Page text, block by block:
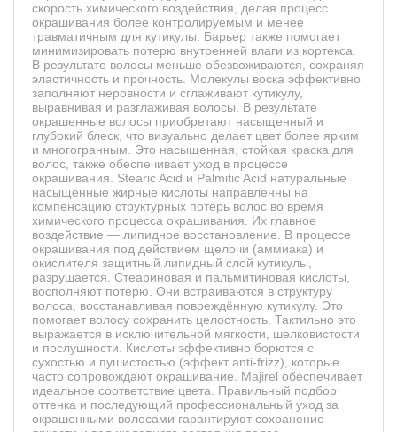
скорость химического воздействия, делая процесс
окрашивания более контролируемым и менее
травматичным для кутикулы. Барьер также помогает
минимизировать потерю внутренней влаги из кортекса.
В результате волосы меньше обезвоживаются, сохраняя
эластичность и прочность. Молекулы воска эффективно
заполняют неровности и сглаживают кутикулу,
выравнивая и разглаживая волосы. В результате
окрашенные волосы приобретают насыщенный и
глубокий блеск, что визуально делает цвет более ярким
и многогранным. Это насыщенная, стойкая краска для
волос, также обеспечивает уход в процессе
окрашивания. Stearic Acid и Palmitic Acid натуральные
насыщенные жирные кислоты направленны на
компенсацию структурных потерь волос во время
химического процесса окрашивания. Их главное
воздействие — липидное восстановление. В процессе
окрашивания под действием щелочи (аммиака) и
окислителя защитный липидный слой кутикулы,
разрушается. Стеариновая и пальмитиновая кислоты,
восполняют потерю. Они встраиваются в структуру
волоса, восстанавливая повреждённую кутикулу. Это
помогает волосу сохранить целостность. Тактильно это
выражается в исключительной мягкости, шелковистости
и послушности. Кислоты эффективно борются с
сухостью и пушистостью (эффект anti-frizz), которые
часто сопровождают окрашивание. Majirel обеспечивает
идеальное соответствие цвета. Правильный подбор
оттенка и последующий профессиональный уход за
окрашенными волосами гарантируют сохранение